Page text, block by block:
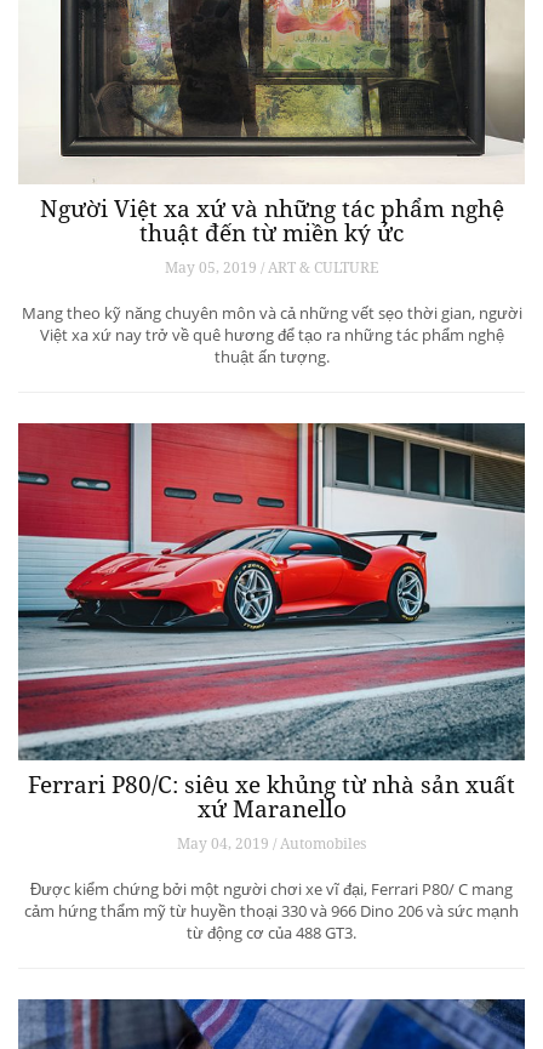
Người Việt xa xứ và những tác phẩm nghệ
thuật đến từ miền ký ức
May 05, 2019 / ART & CULTURE
Mang theo kỹ năng chuyên môn và cả những vết sẹo thời gian, người
Việt xa xứ nay trở về quê hương để tạo ra những tác phẩm nghệ
thuật ấn tượng.
Ferrari P80/C: siêu xe khủng từ ​​nhà sản xuất
xứ Maranello
May 04, 2019 / Automobiles
Được kiểm chứng bởi một người chơi xe vĩ đại, Ferrari P80/ C mang
cảm hứng thẩm mỹ từ huyền thoại 330 và 966 Dino 206 và sức mạnh
từ động cơ của 488 GT3.